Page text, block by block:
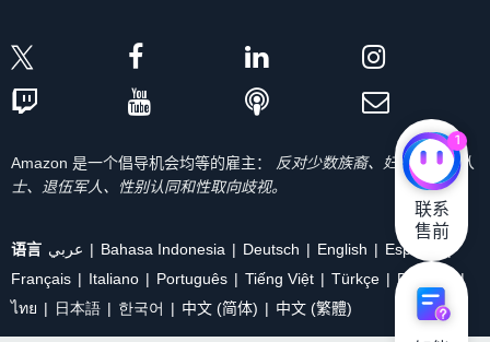
Amazon 是一个倡导机会均等的雇主：
反对少数族裔、妇女、残疾人
士、退伍军人、性别认同和性取向歧视。
语言 عربي Bahasa Indonesia Deutsch English
Español
Français
Italiano Português Tiếng Việt Türkçe
Ρусский
ไทย
日本語 한국어 中文 (简体) 中文 (繁體)
1
联系
售前